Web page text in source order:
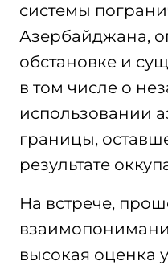
системы
Азербайджана,
обстановке и
в том числе о
использовании
границы,
результате
На встрече,
высокая оценка